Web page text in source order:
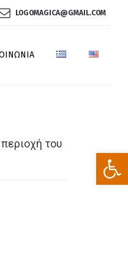
LOGOMAGICA@GMAIL.COM
του